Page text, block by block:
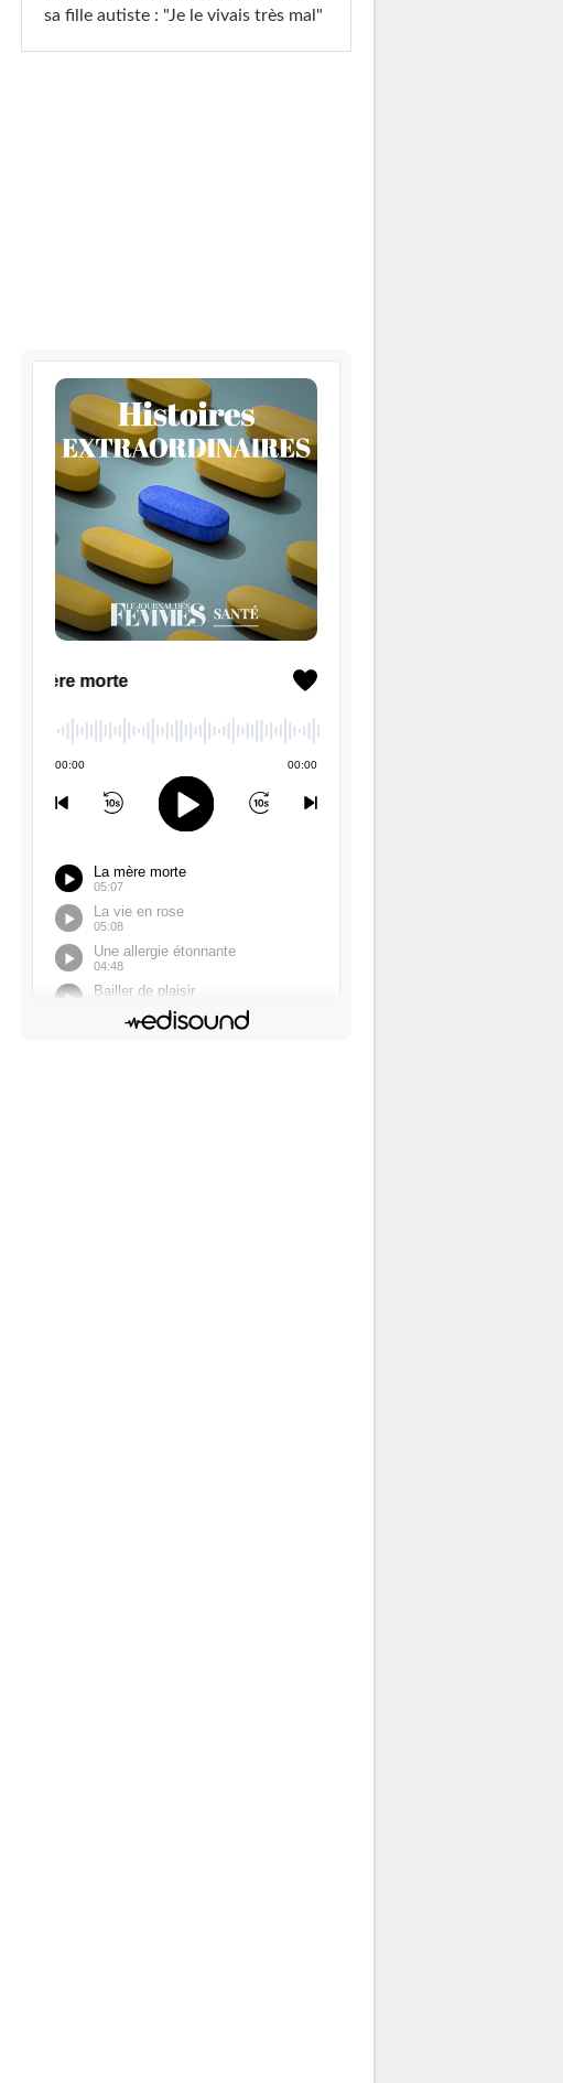
sa fille autiste : "Je le vivais très mal"